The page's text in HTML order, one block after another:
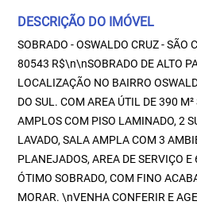
DESCRIÇÃO DO IMÓVEL
SOBRADO - OSWALDO CRUZ - SÃO
80543 R$\n\nSOBRADO DE ALTO
LOCALIZAÇÃO NO BAIRRO
DO SUL. COM AREA ÚTIL DE 390
AMPLOS COM PISO LAMINADO, 2
LAVADO, SALA AMPLA COM 3
PLANEJADOS, AREA DE SERVIÇO
ÓTIMO SOBRADO, COM FINO
MORAR. \nVENHA CONFERIR E